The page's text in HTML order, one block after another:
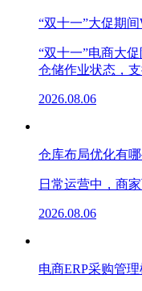
“双十一”大促期
“双十一”电商大
仓储作业状态，
2026.08.06
仓库布局优化有
日常运营中，商
2026.08.06
电商ERP采购管